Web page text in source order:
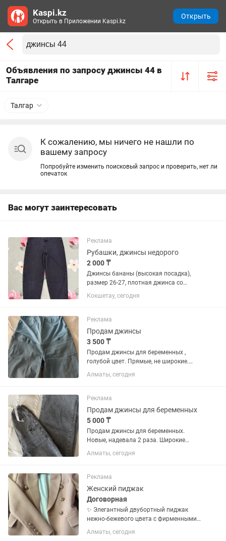
Объявления по запросу джинсы 44 в
Талгаре
Талгар
К сожалению, мы ничего не нашли по
вашему запросу
Попробуйте изменить поисковый запрос и проверить, нет ли
опечаток
Вас могут заинтересовать
Реклама
Рубашки, джинсы недорого
2 000 ₸
Джинсы бананы (высокая посадка),
размер 26-27, плотная джинса со
стрейчем. Цена: 2.000тг Рубашка
Defacto, размер М(42-44),хлопок. Цена:
размер S(42-44),...
Кокшетау, сегодня
Реклама
Продам джинсы
3 500 ₸
Продам джинсы для беременных ,
голубой цвет. Прямые, не широкие.
Мягкая джинса. 38+6=44 размер.
Алматы, сегодня
Реклама
Продам джинсы для беременных
5 000 ₸
Продам джинсы для беременных.
Новые, надевала 2 раза. Широкие
прямые, мягкие. Хорошая резинка.
Серый цвет. Размер 44-46.
Алматы, сегодня
Реклама
Женский пиджак
Договорная
✨ Элегантный двубортный пиджак
нежно-бежевого цвета с фирменными
золотыми пуговицами. Идеально
подойдет как для офиса, так и для
Алматы, сегодня
Kaspi.kz
Открыть в Приложении Kaspi.kz
Открыть